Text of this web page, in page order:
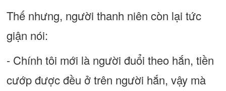
Thế nhưng, người thanh niên còn lại tức
giận nói:
- Chính tôi mới là người đuổi theo hắn, tiền
cướp được đều ở trên người hắn, vậy mà